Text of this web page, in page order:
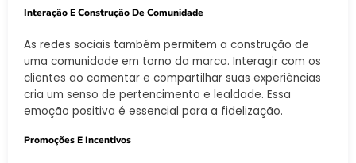
Interação E Construção De Comunidade
As redes sociais também permitem a construção de
uma comunidade em torno da marca. Interagir com os
clientes ao comentar e compartilhar suas experiências
cria um senso de pertencimento e lealdade. Essa
emoção positiva é essencial para a fidelização.
Promoções E Incentivos